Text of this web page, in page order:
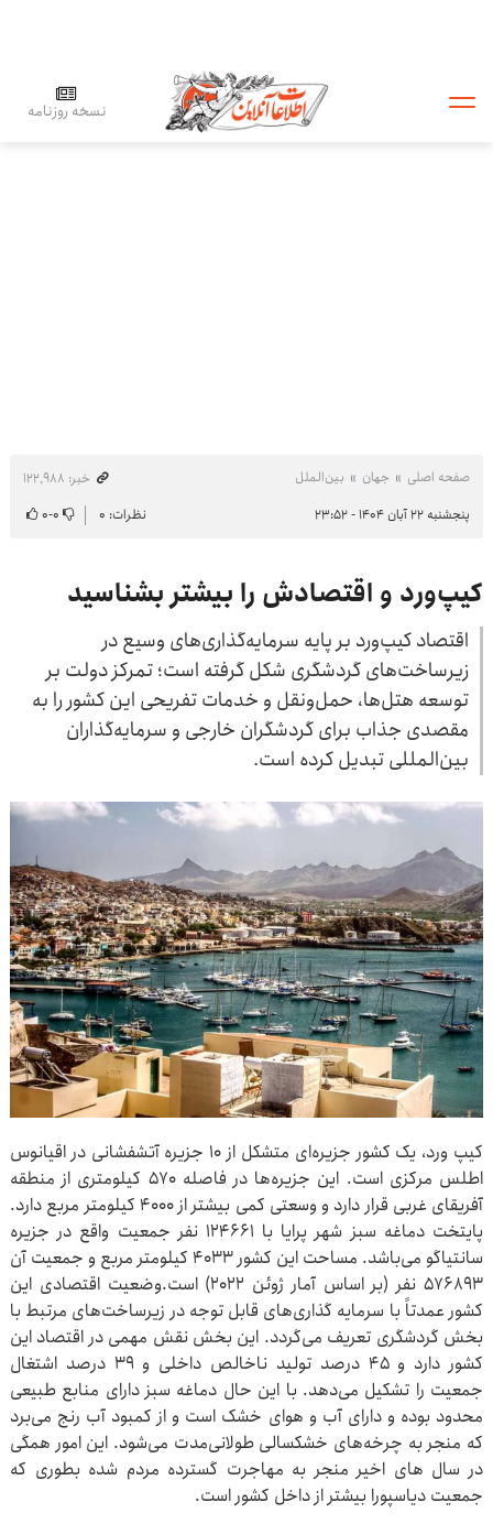
نسخه روزنامه
صفحه اصلی جهان بین‌الملل
خبر: ۱۲۲٬۹۸۸
پنجشنبه ۲۲ آبان ۱۴۰۴ - ۲۳:۵۲
نظرات: ۰ ۰-۰
کیپ‌ورد و اقتصادش را بیشتر بشناسید
اقتصاد کیپ‌ورد بر پایه سرمایه‌گذاری‌های وسیع در
زیرساخت‌های گردشگری شکل گرفته است؛ تمرکز دولت بر
توسعه هتل‌ها، حمل‌ونقل و خدمات تفریحی این کشور را به
مقصدی جذاب برای گردشگران خارجی و سرمایه‌گذاران
بین‌المللی تبدیل کرده است.
کیپ ورد، یک کشور جزیره‌ای متشکل از ۱۰ جزیره آتشفشانی در اقیانوس
اطلس مرکزی است. این جزیره‌ها در فاصله ۵۷۰ کیلومتری از منطقه
آفریقای غربی قرار دارد و وسعتی کمی‌ بیشتر از ۴۰۰۰ کیلومتر مربع دارد.
پایتخت دماغه سبز شهر پرایا با ۱۲۴۶۶۱ نفر جمعیت واقع در جزیره
سانتیاگو می‌باشد. مساحت این کشور ۴۰۳۳ کیلومتر مربع و جمعیت آن
۵۷۶۸۹۳ نفر (بر اساس آمار ژوئن ۲۰۲۲) است.وضعیت اقتصادی این
کشور عمدتاً با سرمایه گذاری‌های قابل توجه در زیرساخت‌های مرتبط با
بخش گردشگری تعریف می‌گردد. این بخش نقش مهمی در اقتصاد این
کشور دارد و ۴۵ درصد تولید ناخالص داخلی و ۳۹ درصد اشتغال
جمعیت را تشکیل می‌دهد. با این حال دماغه سبز دارای منابع طبیعی
محدود بوده و دارای آب و هوای خشک است و از کمبود آب رنج می‌برد
که منجر به چرخه‌های خشکسالی طولانی‌مدت می‌شود. این امور همگی
در سال های اخیر منجر به مهاجرت گسترده مردم شده بطوری که
جمعیت دیاسپورا بیشتر از داخل کشور است.